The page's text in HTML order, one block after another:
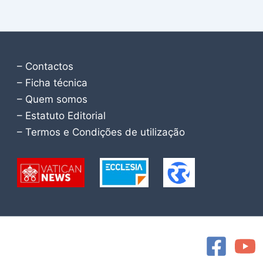
– Contactos
– Ficha técnica
– Quem somos
– Estatuto Editorial
– Termos e Condições de utilização